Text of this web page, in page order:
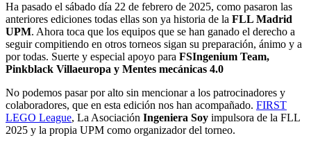
Ha pasado el sábado día 22 de febrero de 2025, como pasaron las
anteriores ediciones todas ellas son ya historia de la FLL Madrid
UPM. Ahora toca que los equipos que se han ganado el derecho a
seguir compitiendo en otros torneos sigan su preparación, ánimo y a
por todas. Suerte y especial apoyo para FSIngenium Team,
Pinkblack Villaeuropa y Mentes mecánicas 4.0
No podemos pasar por alto sin mencionar a los patrocinadores y
colaboradores, que en esta edición nos han acompañado. FIRST
LEGO League, La Asociación Ingeniera Soy impulsora de la FLL
2025 y la propia UPM como organizador del torneo.